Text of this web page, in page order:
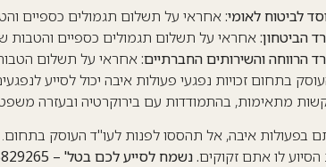
לביטוח לאומי:אחראי על תשלום תגמולים כספיים
הביטחון:אחראי על תשלום תגמולים כספיים והטבות
הרווחה והשירותים החברתיים:אחראי על תשלום
בתחום זכויות נפגעי פעולות איבה יכול לסייע
מתאימות, בהתמודדות עם בירוקרטיה ובעזרה
בפעולות איבה, אל תהססו לפנות לעו"ד העוסק בתחום.
לו אתם זקוקים. נשמח לסייע לכם בטל' – 054-5829265